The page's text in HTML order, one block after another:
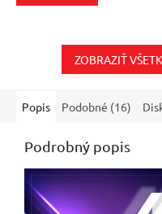
ZOBRAZIŤ
Popis Podobné (16)
Podrobný popis